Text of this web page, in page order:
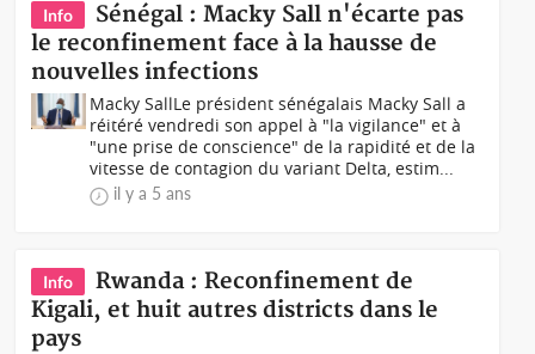
Info
Sénégal : Macky Sall n'écarte pas
le reconfinement face à la hausse de
nouvelles infections
Macky SallLe président sénégalais Macky Sall a
réitéré vendredi son appel à "la vigilance" et à
"une prise de conscience" de la rapidité et de la
vitesse de contagion du variant Delta, estim...
il y a 5 ans
Info
Rwanda : Reconfinement de
Kigali, et huit autres districts dans le
pays